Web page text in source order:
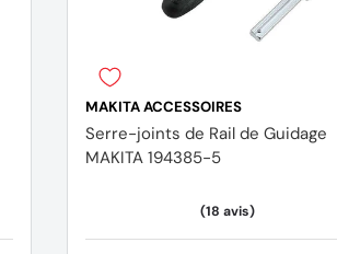
MAKITA ACCESSOIRES
Serre-joints de Rail de Guidage
MAKITA 194385-5